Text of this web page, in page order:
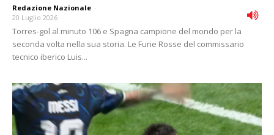
Redazione Nazionale -
20 Luglio 2026
Torres-gol al minuto 106 e Spagna campione del mondo per la
seconda volta nella sua storia. Le Furie Rosse del commissario
tecnico iberico Luis...